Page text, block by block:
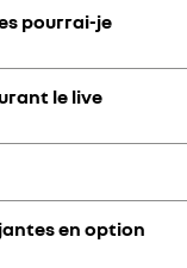
cet été.
pourrai-je
types de
avec des motifs.
le live
du Tour de Corse)
option.
additionnel en
en option